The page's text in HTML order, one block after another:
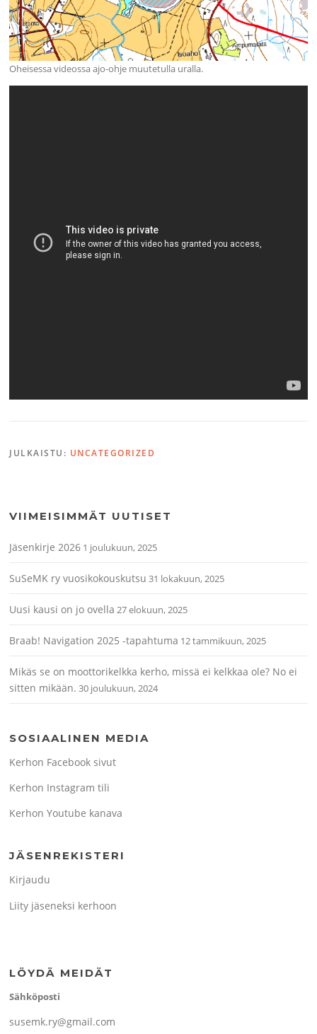
Oheisessa videossa ajo-ohje muutetulla uralla.
JULKAISTU: UNCATEGORIZED
VIIMEISIMMÄT UUTISET
Jäsenkirje 2026 1 joulukuun, 2025
SuSeMK ry vuosikokouskutsu 31 lokakuun, 2025
Uusi kausi on jo ovella 27 elokuun, 2025
Braab! Navigation 2025 -tapahtuma 12 tammikuun, 2025
Mikäs se on moottorikelkka kerho, missä ei kelkkaa ole? No ei
sitten mikään. 30 joulukuun, 2024
SOSIAALINEN MEDIA
Kerhon Facebook sivut
Kerhon Instagram tili
Kerhon Youtube kanava
JÄSENREKISTERI
Kirjaudu
Liity jäseneksi kerhoon
LÖYDÄ MEIDÄT
Sähköposti
susemk.ry@gmail.com